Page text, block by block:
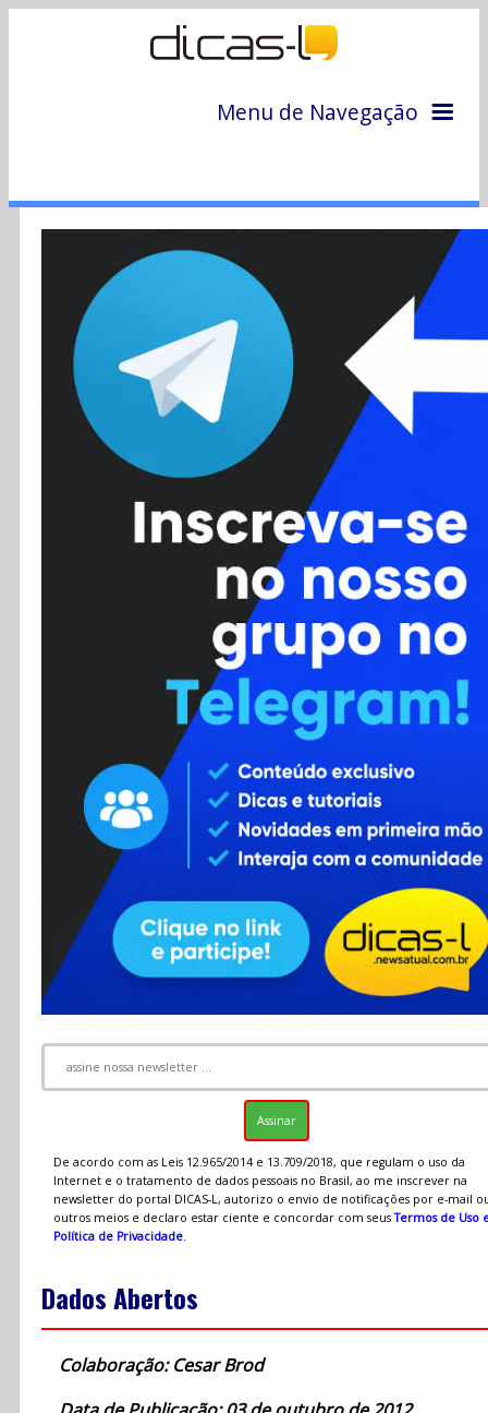
Menu de Navegação
Colunas
Colaboradores
Cursos
Enviar Dica
Contato
RSS
De acordo com as Leis 12.965/2014 e 13.709/2018, que regulam o uso da
Internet e o tratamento de dados pessoais no Brasil, ao me inscrever na
newsletter do portal DICAS-L, autorizo o envio de notificações por e-mail
outros meios e declaro estar ciente e concordar com seusTermos de Uso
Política de Privacidade.
Dados Abertos
Colaboração: Cesar Brod